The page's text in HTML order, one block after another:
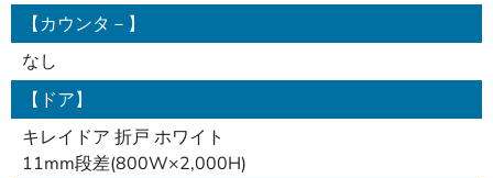
【カウンタ－】
なし
【ドア】
キレイドア 折戸 ホワイト
11mm段差(800W×2,000H)